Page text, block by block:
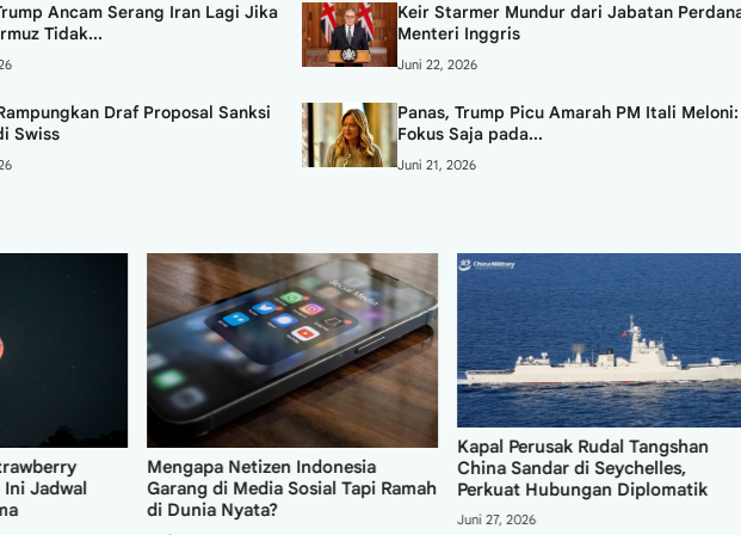
Ancam Serang Iran Lagi Jika
Tidak...
Keir Starmer Mundur dari Jabatan
Menteri Inggris
Juni 22, 2026
Draf Proposal Sanksi
Swiss
Panas, Trump Picu Amarah PM Itali Meloni:
Fokus Saja pada...
Juni 21, 2026
Jadwal
Mengapa Netizen Indonesia
Garang di Media Sosial Tapi Ramah
di Dunia Nyata?
Kapal Perusak Rudal Tangshan
China Sandar di Seychelles,
Perkuat Hubungan Diplomatik
Juni 27, 2026